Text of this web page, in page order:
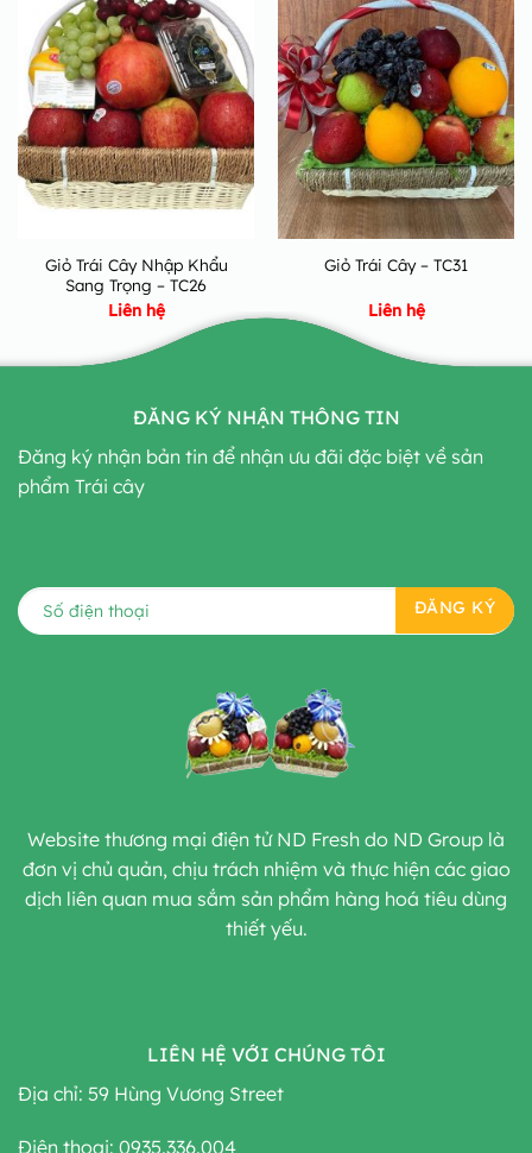
Giỏ Trái Cây Nhập Khẩu
Sang Trọng – TC26
Liên hệ
Giỏ Trái Cây – TC31
Liên hệ
ĐĂNG KÝ NHẬN THÔNG TIN
Đăng ký nhận bản tin để nhận ưu đãi đặc biệt về sản
phẩm Trái cây
Website thương mại điện tử ND Fresh do ND Group là
đơn vị chủ quản, chịu trách nhiệm và thực hiện các giao
dịch liên quan mua sắm sản phẩm hàng hoá tiêu dùng
thiết yếu.
LIÊN HỆ VỚI CHÚNG TÔI
Địa chỉ: 59 Hùng Vương Street
Điện thoại: 0935.336.004